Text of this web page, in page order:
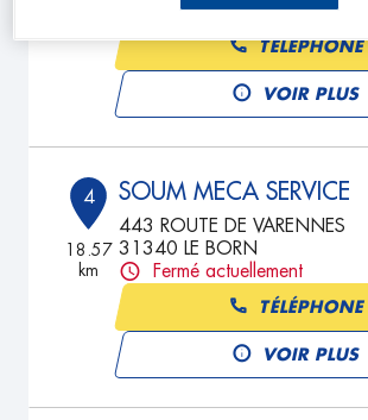
Fermé actuellement
TÉLÉPHONE
VOIR PLUS
4
18.57
km
SOUM MECA SERVICE
443 ROUTE DE VARENNES
31340 LE BORN
Fermé actuellement
TÉLÉPHONE
VOIR PLUS